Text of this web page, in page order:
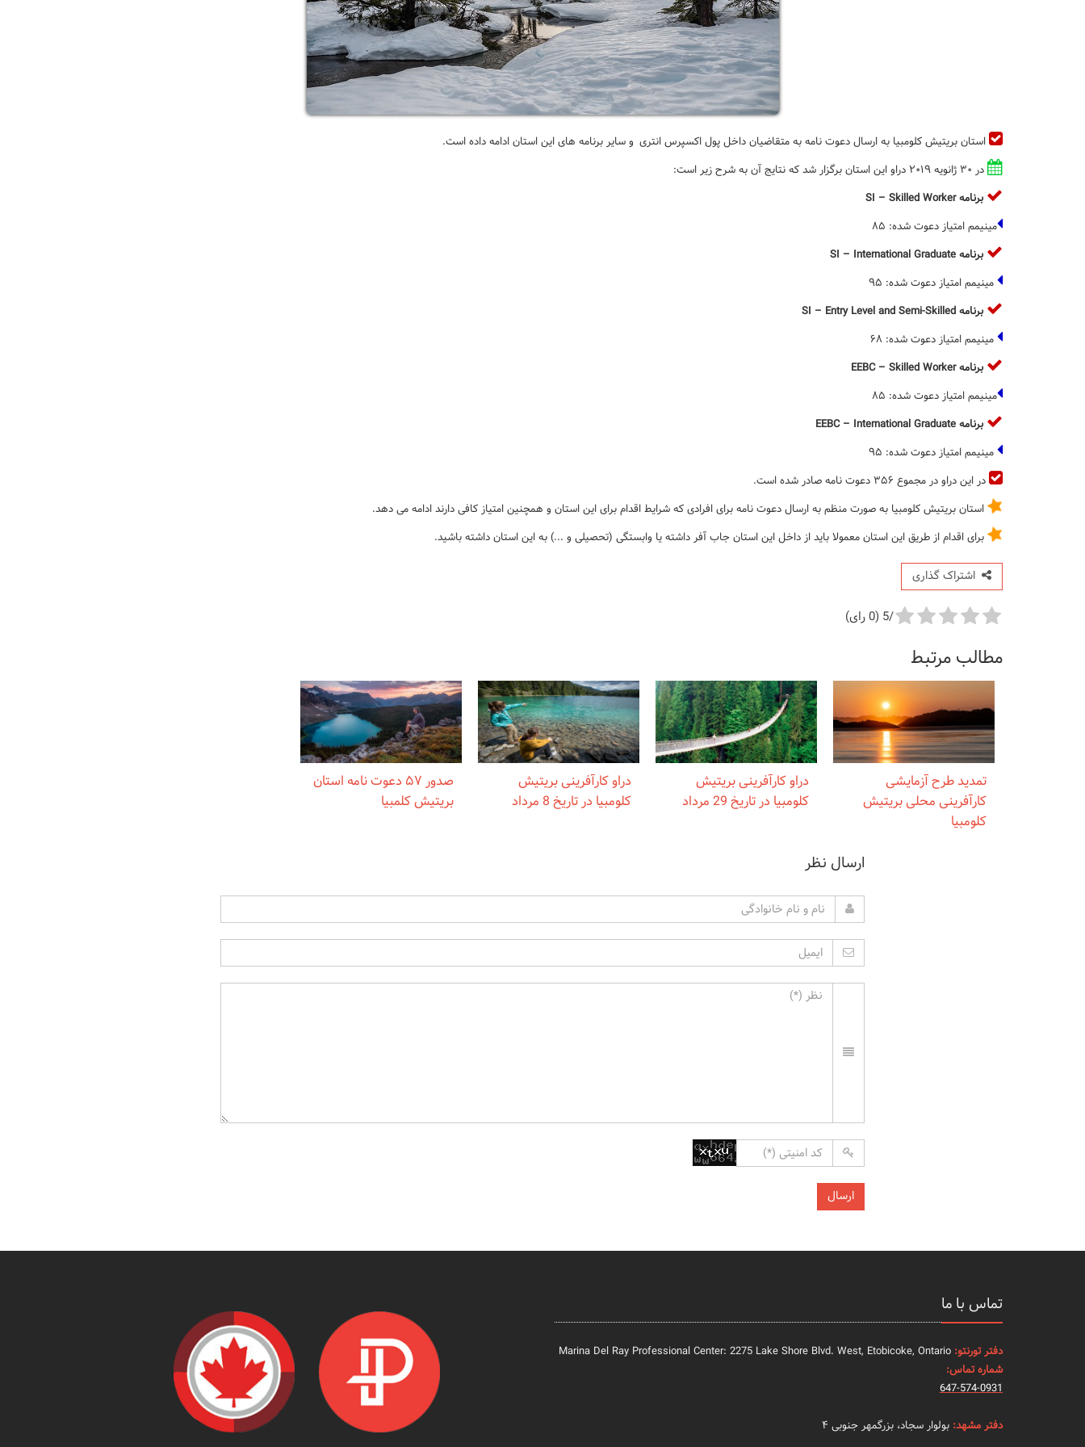
استان بریتیش کلومبیا به ارسال دعوت نامه به متقاضیان داخل پول اکسپرس انتری و سایر برنامه های این استان ادامه داده است.
در ۳۰ ژانویه ۲۰۱۹ دراو این استان برگزار شد که نتایج آن به شرح زیر است:
برنامهSI – Skilled Worker
مینیمم امتیاز دعوت شده: ۸۵
برنامهSI – International Graduate
مینیمم امتیاز دعوت شده: ۹۵
برنامهSI – Entry Level and Semi-Skilled
مینیمم امتیاز دعوت شده: ۶۸
برنامهEEBC – Skilled Worker
مینیمم امتیاز دعوت شده: ۸۵
برنامهEEBC – International Graduate
مینیمم امتیاز دعوت شده: ۹۵
در این دراو در مجموع ۳۵۶ دعوت نامه صادر شده است.
استان بریتیش کلومبیا به صورت منظم به ارسال دعوت نامه برای افرادی که شرایط اقدام برای این استان و همچنین امتیاز کافی دارند ادامه می دهد.
برای اقدام از طریق این استان معمولا باید از داخل این استان جاب آفر داشته یا وابستگی (تحصیلی و ...) به این استان داشته باشید.
اشتراک گذاری
/5 (0 رای)
مطالب مرتبط
تمدید طرح آزمایشی
کارآفرینی محلی بریتیش
کلومبیا
دراو کارآفرینی بریتیش
کلومبیا در تاریخ 29 مرداد
دراو کارآفرینی بریتیش
کلومبیا در تاریخ 8 مرداد
صدور ۵۷ دعوت نامه استان
بریتیش کلمبیا
ارسال نظر
تماس با ما
دفتر تورنتو: Marina Del Ray Professional Center: 2275 Lake Shore Blvd. West, Etobicoke, Ontario
شماره تماس:
647-574-0931
دفتر مشهد: بولوار سجاد، بزرگمهر جنوبی ۴